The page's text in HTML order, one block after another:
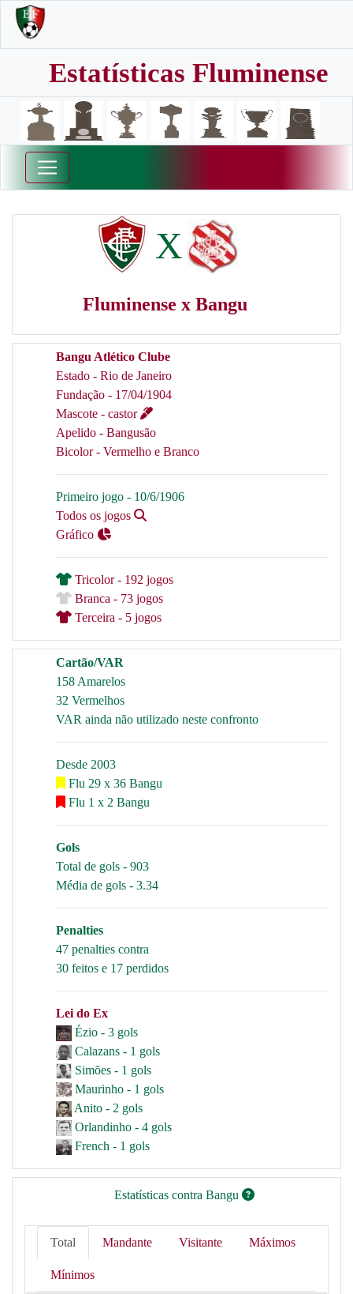
Estatísticas Fluminense
X
Fluminense x Bangu
Bangu Atlético Clube
Estado - Rio de Janeiro
Fundação - 17/04/1904
Mascote - castor
Apelido - Bangusão
Bicolor - Vermelho e Branco
Primeiro jogo - 10/6/1906
Todos os jogos
Gráfico
Tricolor - 192 jogos
Branca - 73 jogos
Terceira - 5 jogos
Cartão/VAR
158 Amarelos
32 Vermelhos
VAR ainda não utilizado neste confronto
Desde 2003
Flu 29 x 36 Bangu
Flu 1 x 2 Bangu
Gols
Total de gols - 903
Média de gols - 3.34
Penalties
47 penalties contra
30 feitos e 17 perdidos
Lei do Ex
Ézio - 3 gols
Calazans - 1 gols
Simões - 1 gols
Maurinho - 1 gols
Anito - 2 gols
Orlandinho - 4 gols
French - 1 gols
Estatísticas contra Bangu
Total Mandante Visitante Máximos
Mínimos